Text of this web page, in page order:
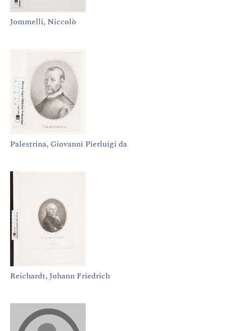
Jommelli, Niccolò
Palestrina, Giovanni Pierluigi da
Reichardt, Johann Friedrich